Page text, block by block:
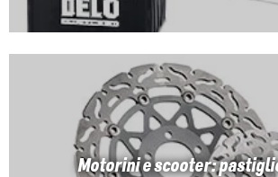
Motorini e scooter: